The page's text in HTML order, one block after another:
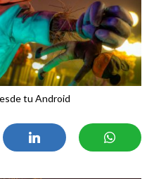
tu Android